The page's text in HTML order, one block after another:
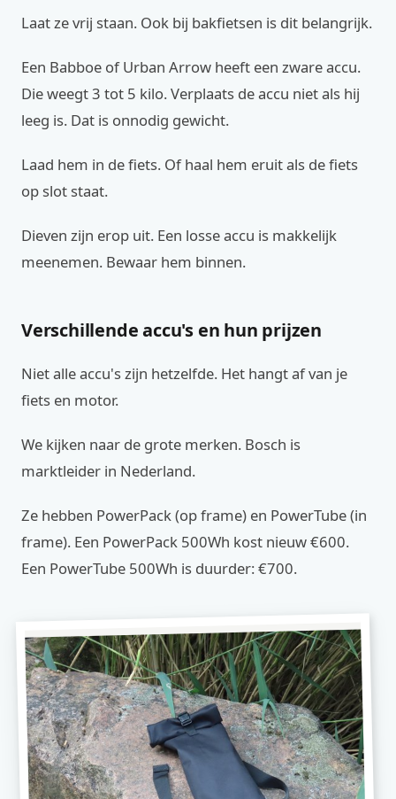
Laat ze vrij staan. Ook bij bakfietsen is dit belangrijk.
Een Babboe of Urban Arrow heeft een zware accu.
Die weegt 3 tot 5 kilo. Verplaats de accu niet als hij
leeg is. Dat is onnodig gewicht.
Laad hem in de fiets. Of haal hem eruit als de fiets
op slot staat.
Dieven zijn erop uit. Een losse accu is makkelijk
meenemen. Bewaar hem binnen.
Verschillende accu's en hun prijzen
Niet alle accu's zijn hetzelfde. Het hangt af van je
fiets en motor.
We kijken naar de grote merken. Bosch is
marktleider in Nederland.
Ze hebben PowerPack (op frame) en PowerTube (in
frame). Een PowerPack 500Wh kost nieuw €600.
Een PowerTube 500Wh is duurder: €700.